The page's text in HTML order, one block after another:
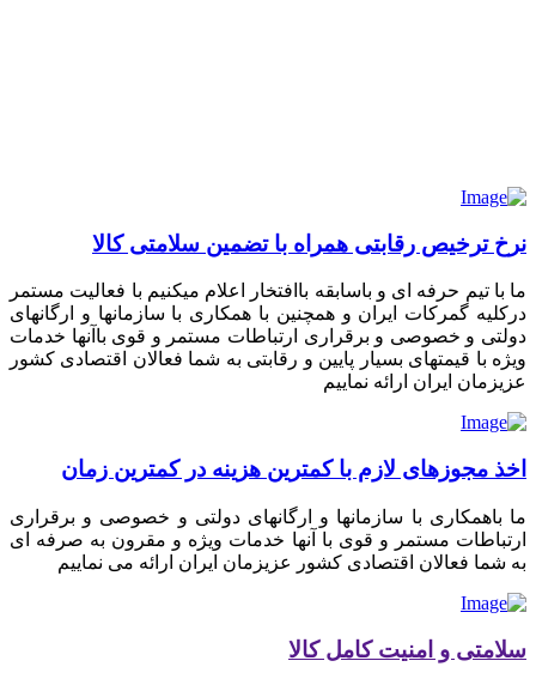
نرخ ترخیص رقابتی همراه با تضمین سلامتی کالا
ما با تیم حرفه ای و باسابقه باافتخار اعلام میکنیم با فعالیت مستمر
درکلیه گمرکات ایران و همچنین با همکاری با سازمانها و ارگانهای
دولتی و خصوصی و برقراری ارتباطات مستمر و قوی باآنها خدمات
ویژه با قیمتهای بسیار پایین و رقابتی به شما فعالان اقتصادی کشور
عزیزمان ایران ارائه نماییم
اخذ مجوزهای لازم با کمترین هزینه در کمترین زمان
ما باهمکاری با سازمانها و ارگانهای دولتی و خصوصی و برقراری
ارتباطات مستمر و قوی با آنها خدمات ویژه و مقرون به صرفه ای
به شما فعالان اقتصادی کشور عزیزمان ایران ارائه می نماییم
سلامتی و امنیت کامل کالا